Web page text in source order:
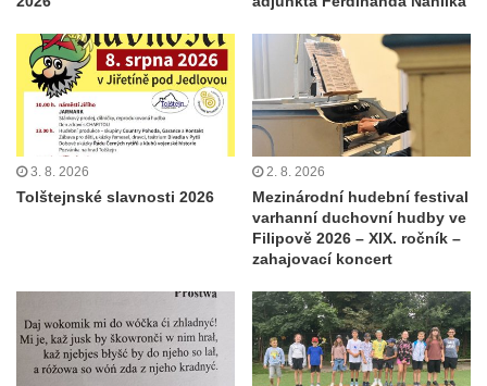
3. 8. 2026
Tolštejnské slavnosti 2026
2. 8. 2026
Mezinárodní hudební festival
varhanní duchovní hudby ve
Filipově 2026 – XIX. ročník –
zahajovací koncert